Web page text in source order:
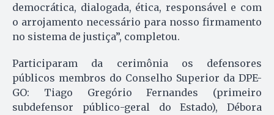
democrática, dialogada, ética, responsável e com
o arrojamento necessário para nosso firmamento
no sistema de justiça”, completou.
Participaram da cerimônia os defensores
públicos membros do Conselho Superior da DPE-
GO: Tiago Gregório Fernandes (primeiro
subdefensor público-geral do Estado), Débora